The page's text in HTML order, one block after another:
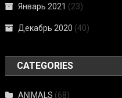
Январь 2021 (23)
Декабрь 2020 (40)
CATEGORIES
ANIMALS (68)